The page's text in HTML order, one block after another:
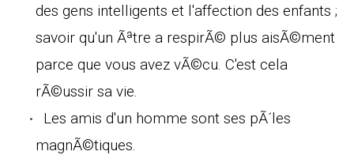
des gens intelligents et l'affection des enfants ;
savoir qu'un Ãªtre a respirÃ© plus aisÃ©ment
parce que vous avez vÃ©cu. C'est cela
rÃ©ussir sa vie.
Les amis d'un homme sont ses pÃ´les
magnÃ©tiques.